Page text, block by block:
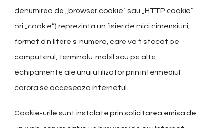
denumirea de „browser cookie” sau „HTTP cookie”
ori „cookie”) reprezinta un fisier de mici dimensiuni,
format din litere si numere, care va fi stocat pe
computerul, terminalul mobil sau pe alte
echipamente ale unui utilizator prin intermediul
carora se acceseaza internetul.
Cookie-urile sunt instalate prin solicitarea emisa de